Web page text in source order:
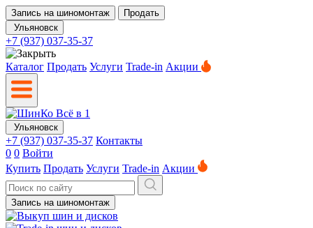
Запись на шиномонтаж
Продать
Ульяновск
+7 (937) 037-35-37
Каталог Продать Услуги Trade-in Акции
Ульяновск
+7 (937) 037-35-37 Контакты
0 0 Войти
Купить Продать Услуги Trade-in Акции
Запись на шиномонтаж